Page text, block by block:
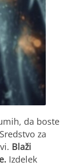
da boste
za
Blaži
Izdelek